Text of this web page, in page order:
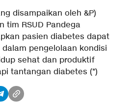
disampaikan oleh &P)
tim RSUD Pandega
pasien diabetes dapat
pengelolaan kondisi
sehat dan produktif
tantangan diabetes (*)